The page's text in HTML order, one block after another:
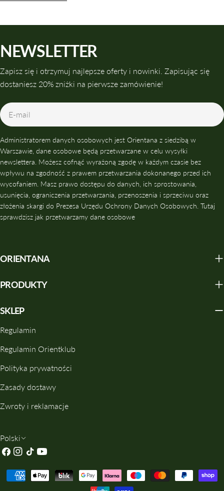
NEWSLETTER
Zapisz się i otrzymuj najlepsze oferty i nowinki. Zapisując się
dostaniesz 20% zniżki na pierwsze zamówienie!
E-
mail
Administratorem danych osobowych jest Orientana z siedzibą w
Warszawie, dane osobowe będą przetwarzane w celu wysyłki
newslettera. Możesz cofnąć wyrażoną zgodę w każdym czasie bez
wpływu na zgodność z prawem przetwarzania dokonanego przed ich
wycofaniem. Masz prawo dostępu do danych, ich sprostowania,
usunięcia, ograniczenia przetwarzania, przenoszenia i sprzeciwu oraz
złożenia skargi do Prezesa Urzędu Ochrony Danych Osobowych. Tutaj
sprawdzisz jak przetwarzamy dane osobowe
ORIENTANA
PRODUKTY
SKLEP
Regulamin
Regulamin Orientklub
Polityka prywatności
Zasady dostawy
Zwroty i reklamacje
J
Ę
Z
Polski
Facebook
Instagrama
TIK Youtube
Metody